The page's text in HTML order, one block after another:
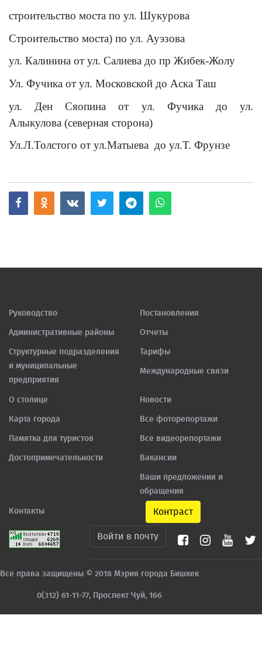
строительство моста по ул. Шукурова
Строительство моста) по ул. Ауэзова
ул. Калинина от ул. Салиева до пр Жибек-Жолу
Ул. Фучика от ул. Московской до Аска Таш
ул. Ден Сяопина от ул. Фучика до ул.
Алыкулова (северная сторона)
Ул.Л.Толстого от ул.Матыева до ул.Т. Фрунзе
Руководство
Административные районы
Структурные подразделения
и муниципальные
предприятия
Постановления
Отчеты
Тарифы
Международные связи
О столице
Карта города
Памятка для туристов
Достопримечательности
Новости
Все фоторепортажи
Все видеорепортажи
Вакансии
Ваши предложения и
обращения
Контакты Контраст
Войти в почту
Все права защищены © 2018 Мэрия города Бишкек
0(312) 61-11-77, Проспект Чуй, 166